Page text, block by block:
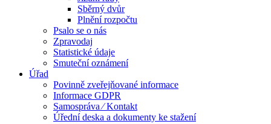
Sběrný dvůr
Plnění rozpočtu
Psalo se o nás
Zpravodaj
Statistické údaje
Smuteční oznámení
Úřad
Povinně zveřejňované informace
Informace GDPR
Samospráva ⁄ Kontakt
Úřední deska a dokumenty ke stažení